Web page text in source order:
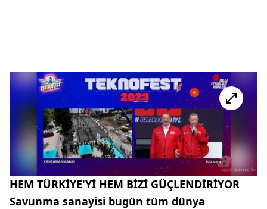
HEM TÜRKİYE'Yİ HEM BİZİ GÜÇLENDİRİYOR
Savunma sanayisi bugün tüm dünya